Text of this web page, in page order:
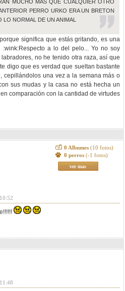
MUCHO MAS QUE CUALQUIER OTRO
PERRO URKO ERA UN BRETON
LO NORMAL DE UN ANIMAL
significa que estás gritando, es una
a lo del pelo... Yo no soy
no he tenido otra raza, así que
digo que es verdad que sueltan bastante
cepillándolos una vez a la semana más o
sus mudas y la casa no está hecha un
comparación con la cantidad de virtudes
0 Albumes (10 fotos)
0 perros (-1 fotos)
ver mas